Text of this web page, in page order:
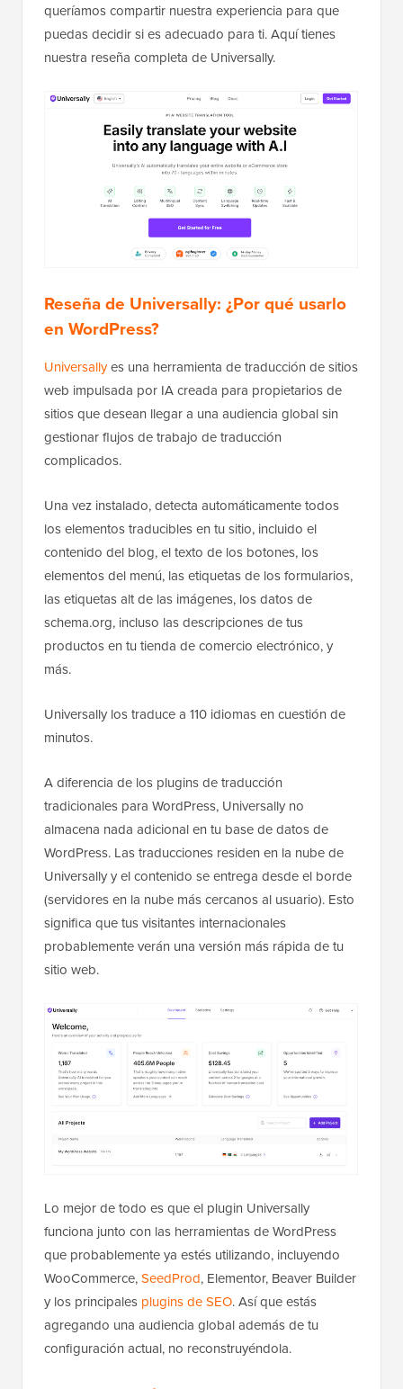
queríamos compartir nuestra experiencia para que
puedas decidir si es adecuado para ti. Aquí tienes
nuestra reseña completa de Universally.
Reseña de Universally: ¿Por qué usarlo
en WordPress?
Universallyes una herramienta de traducción de sitios
web impulsada por IA creada para propietarios de
sitios que desean llegar a una audiencia global sin
gestionar flujos de trabajo de traducción
complicados.
Una vez instalado, detecta automáticamente todos
los elementos traducibles en tu sitio, incluido el
contenido del blog, el texto de los botones, los
elementos del menú, las etiquetas de los formularios,
las etiquetas alt de las imágenes, los datos de
schema.org, incluso las descripciones de tus
productos en tu tienda de comercio electrónico, y
más.
Universally los traduce a 110 idiomas en cuestión de
minutos.
A diferencia de los plugins de traducción
tradicionales para WordPress, Universally no
almacena nada adicional en tu base de datos de
WordPress. Las traducciones residen en la nube de
Universally y el contenido se entrega desde el borde
(servidores en la nube más cercanos al usuario). Esto
significa que tus visitantes internacionales
probablemente verán una versión más rápida de tu
sitio web.
Lo mejor de todo es que el plugin Universally
funciona junto con las herramientas de WordPress
que probablemente ya estés utilizando, incluyendo
WooCommerce,SeedProd, Elementor, Beaver Builder
y los principales plugins de SEO. Así que estás
agregando una audiencia global además de tu
configuración actual, no reconstruyéndola.